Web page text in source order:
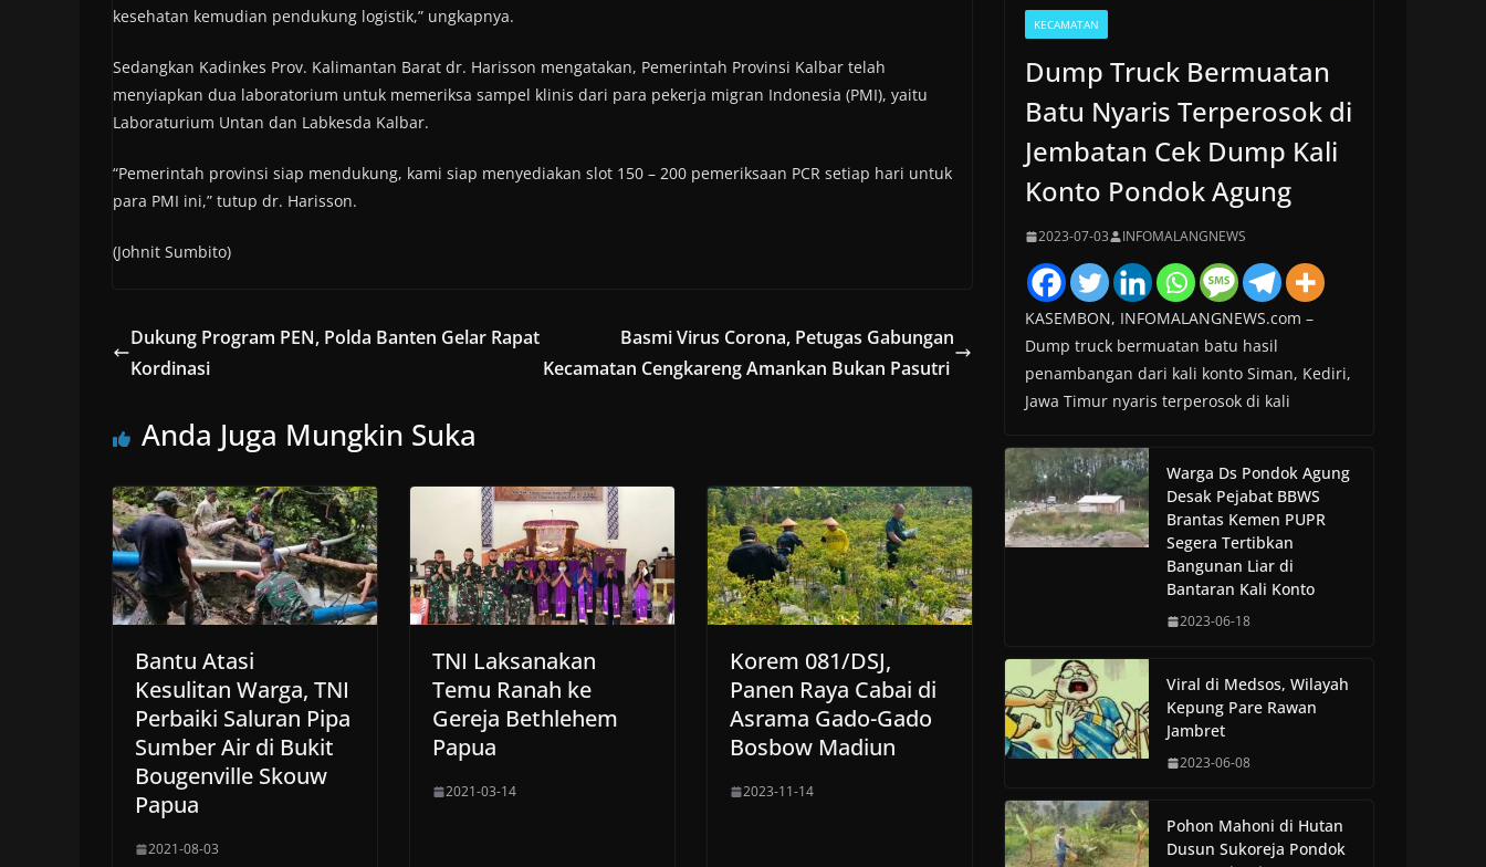
kesehatan kemudian pendukung logistik,” ungkapnya.
Sedangkan Kadinkes Prov. Kalimantan Barat dr. Harisson mengatakan, Pemerintah Provinsi Kalbar telah
menyiapkan dua laboratorium untuk memeriksa sampel klinis dari para pekerja migran Indonesia (PMI), yaitu
Laboraturium Untan dan Labkesda Kalbar.
“Pemerintah provinsi siap mendukung, kami siap menyediakan slot 150 – 200 pemeriksaan PCR setiap hari untuk
para PMI ini,” tutup dr. Harisson.
(Johnit Sumbito)
Dukung Program PEN, Polda Banten Gelar Rapat
Kordinasi
Basmi Virus Corona, Petugas Gabungan
Kecamatan Cengkareng Amankan Bukan Pasutri
Anda Juga Mungkin Suka
Bantu Atasi
Kesulitan Warga, TNI
Perbaiki Saluran Pipa
Sumber Air di Bukit
Bougenville Skouw
Papua
2021-08-03
TNI Laksanakan
Temu Ranah ke
Gereja Bethlehem
Papua
2021-03-14
Korem 081/DSJ,
Panen Raya Cabai di
Asrama Gado-Gado
Bosbow Madiun
2023-11-14
KECAMATAN
Dump Truck Bermuatan
Batu Nyaris Terperosok di
Jembatan Cek Dump Kali
Konto Pondok Agung
2023-07-03 INFOMALANGNEWS
KASEMBON, INFOMALANGNEWS.com –
Dump truck bermuatan batu hasil
penambangan dari kali konto Siman, Kediri,
Jawa Timur nyaris terperosok di kali
Warga Ds Pondok Agung
Desak Pejabat BBWS
Brantas Kemen PUPR
Segera Tertibkan
Bangunan Liar di
Bantaran Kali Konto
2023-06-18
Viral di Medsos, Wilayah
Kepung Pare Rawan
Jambret
2023-06-08
Pohon Mahoni di Hutan
Dusun Sukoreja Pondok